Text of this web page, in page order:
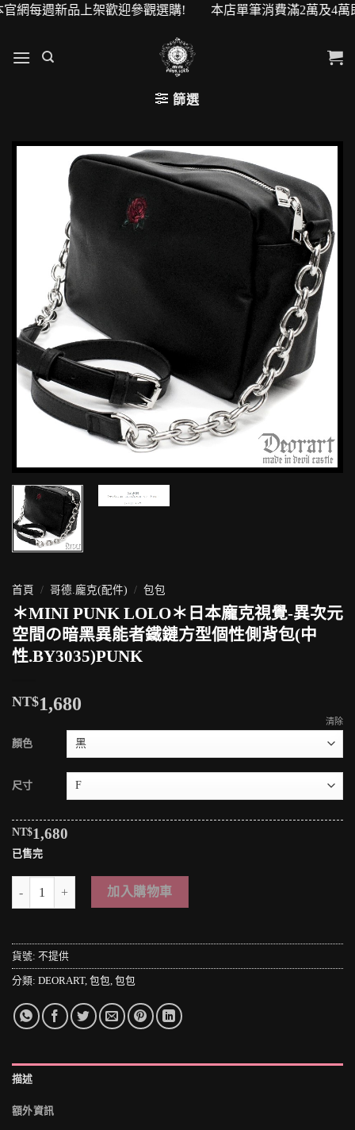
新品上架歡迎參觀選購! 本店單筆消費滿2萬及4萬即可
篩選
首頁 / 哥德.龐克(配件) / 包包
＊MINI PUNK LOLO＊日本龐克視覺-異次元
空間の暗黑異能者鐵鏈方型個性側背包(中
性.BY3035)PUNK
NT$1,680
顏色
尺寸
清除
NT$1,680
已售完
＊MINI PUNK LOLO＊日本龐克視覺-異次元空間の暗黑異能者鐵鏈
加入購物車
貨號: 不提供
分類: DEORART, 包包, 包包
描述
額外資訊